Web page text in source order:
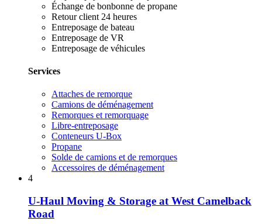
Échange de bonbonne de propane
Retour client 24 heures
Entreposage de bateau
Entreposage de VR
Entreposage de véhicules
Services
Attaches de remorque
Camions de déménagement
Remorques et remorquage
Libre-entreposage
Conteneurs U-Box
Propane
Solde de camions et de remorques
Accessoires de déménagement
4
U-Haul Moving & Storage at West Camelback
Road